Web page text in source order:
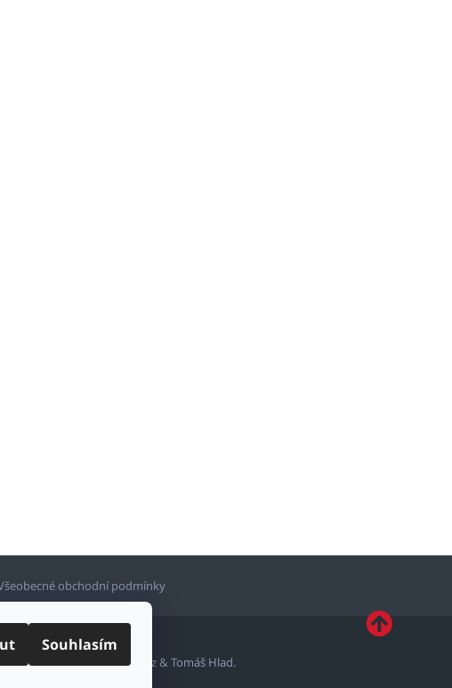
Souhlasím
obchodní podmínky
šablony vytvořilShoptetak.cz& Tomáš Hlad.